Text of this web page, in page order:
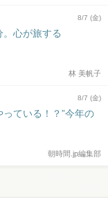
8/7 (金)
。心が旅する
林 美帆子
8/7 (金)
ている！？”今年の
朝時間.jp編集部